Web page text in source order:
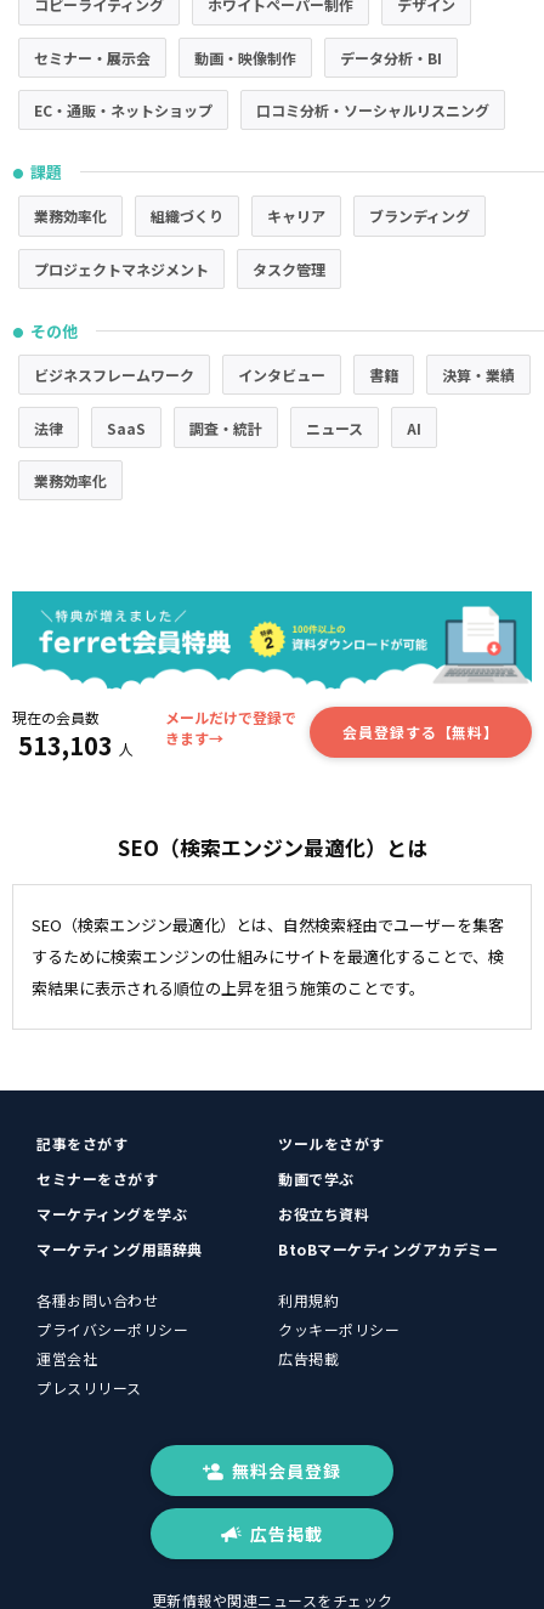
コピーライティング ホワイトペーパー制作 デザイン
セミナー・展示会 動画・映像制作 データ分析・BI
EC・通販・ネットショップ 口コミ分析・ソーシャルリスニング
● 課題
業務効率化 組織づくり キャリア ブランディング
プロジェクトマネジメント タスク管理
● その他
ビジネスフレームワーク インタビュー 書籍 決算・業績
法律 SaaS 調査・統計 ニュース AI
業務効率化
現在の会員数
513,103 人
メールだけで登録で
きます→
会員登録する【無料】
SEO（検索エンジン最適化）とは
SEO（検索エンジン最適化）とは、自然検索経由でユーザーを集客
するために検索エンジンの仕組みにサイトを最適化することで、検
索結果に表示される順位の上昇を狙う施策のことです。
記事をさがす
ツールをさがす
セミナーをさがす
動画で学ぶ
マーケティングを学ぶ
お役立ち資料
マーケティング用語辞典
BtoBマーケティングアカデミー
各種お問い合わせ
利用規約
プライバシーポリシー
クッキーポリシー
運営会社
広告掲載
プレスリリース
無料会員登録
広告掲載
更新情報や関連ニュースをチェック